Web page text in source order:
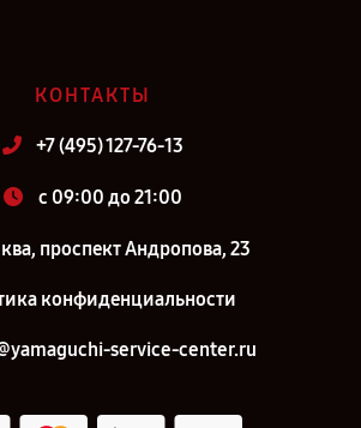
КОНТАКТЫ
+7 (495) 127-76-13
c 09:00 до 21:00
проспект Андропова, 23
конфиденциальности
service-center.ru